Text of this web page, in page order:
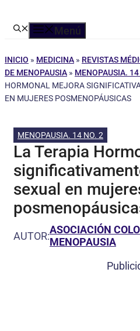
Menú
INICIO » MEDICINA » REVISTAS
DE MENOPAUSIA » MENOPAUSIA.
HORMONAL MEJORA
EN MUJERES POSMENOPÁUSICAS
MENOPAUSIA. 14 NO. 2
La Terapia
sexual en
AUTOR:ASOCIACIÓN
MENOPAUSIA